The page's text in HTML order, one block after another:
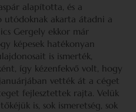
alapította, és a
utódoknak akarta átadni a
Gergely ekkor már
képesek hatékonyan
is ismerték,
így kézenfekvő volt, hogy
vették át a céget
fejlesztettek rajta. Velük
is, sok ismeretség, sok